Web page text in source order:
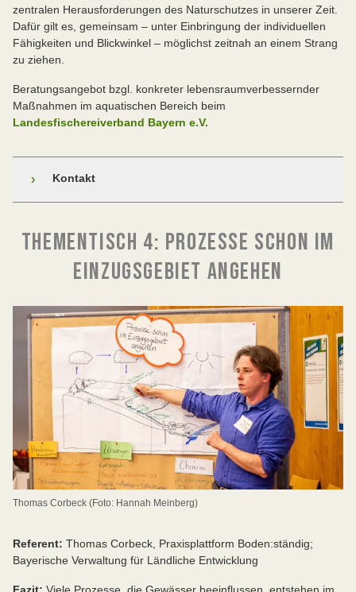
zentralen Herausforderungen des Naturschutzes in unserer Zeit.
Dafür gilt es, gemeinsam – unter Einbringung der individuellen
Fähigkeiten und Blickwinkel – möglichst zeitnah an einem Strang
zu ziehen.
Beratungsangebot bzgl. konkreter lebensraumverbessernder
Maßnahmen im aquatischen Bereich beim
Landesfischereiverband Bayern e.V.
› Kontakt
Referent für Fischerei, Gewässer- und Naturschutz am
THEMENTISCH 4: PROZESSE SCHON IM
EINZUGSGEBIET ANGEHEN
Thomas Corbeck (Foto: Hannah Meinberg)
Referent: Thomas Corbeck, Praxisplattform Boden:ständig;
Bayerische Verwaltung für Ländliche Entwicklung
Fazit: Viele Prozesse, die Gewässer beeinflussen, entstehen im